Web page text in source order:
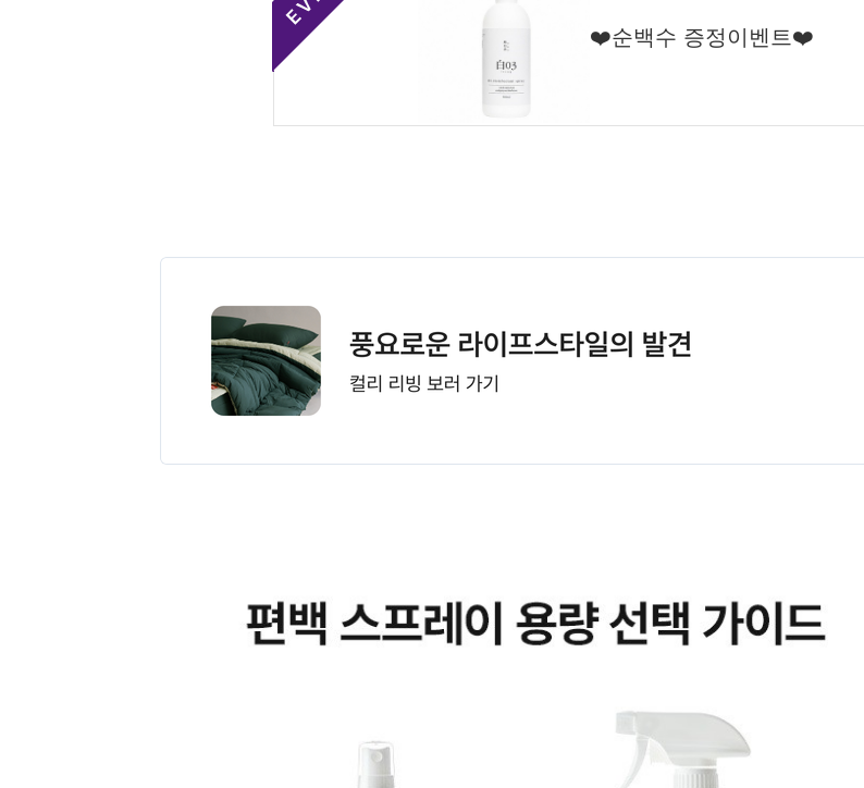
❤️순백수 증정이벤트❤️
[순백수] 편백 스프레이 탈취제 (본품 500ml), 다목적
개 이상 구매시